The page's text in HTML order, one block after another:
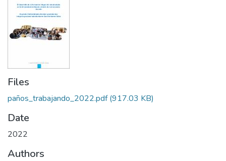
Policies
Files
paños_trabajando_2022.pdf(917.03 KB)
Date
2022
Authors